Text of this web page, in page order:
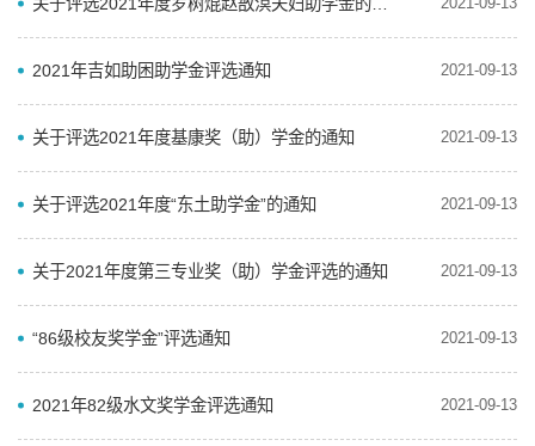
2021年吉如助困助学金评选通知 2021-09-13
关于评选2021年度基康奖（助）学金的通知 2021-09-13
关于评选2021年度“东土助学金”的通知 2021-09-13
关于2021年度第三专业奖（助）学金评选的通知 2021-09-13
“86级校友奖学金”评选通知 2021-09-13
2021年82级水文奖学金评选通知 2021-09-13